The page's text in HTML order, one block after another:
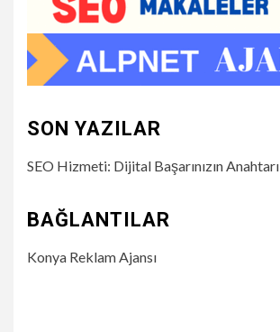
SON YAZILAR
SEO Hizmeti: Dijital Başarınızın Anahtarı
BAĞLANTILAR
Konya Reklam Ajansı